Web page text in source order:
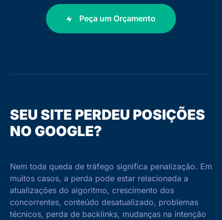
Peça um Orçamento
SEU SITE PERDEU POSIÇÕES
NO GOOGLE?
Nem toda queda de tráfego significa penalização. Em
muitos casos, a perda pode estar relacionada a
atualizações do algoritmo, crescimento dos
concorrentes, conteúdo desatualizado, problemas
técnicos, perda de backlinks, mudanças na intenção